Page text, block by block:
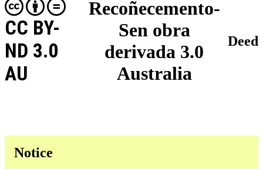
Recoñecemento-
Sen obra
derivada 3.0
Australia
CC BY-
ND 3.0
AU
Deed
Notice